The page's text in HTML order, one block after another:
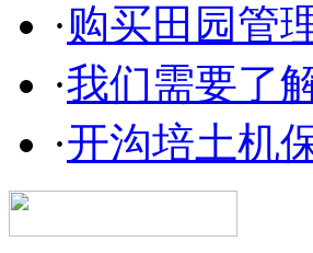
·购买田园管
·我们需要了
·开沟培土机